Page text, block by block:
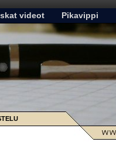
videot Pikavippi